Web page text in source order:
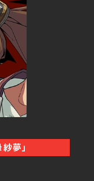
夢」